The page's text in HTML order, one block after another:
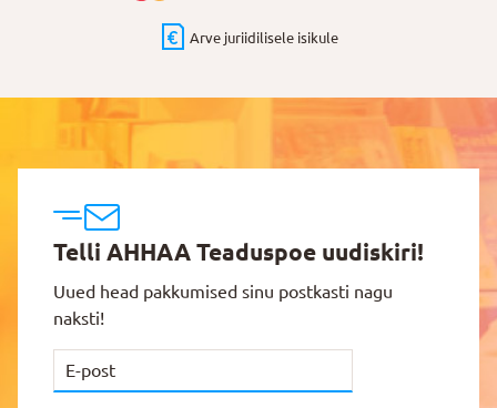
Arve juriidilisele isikule
Telli AHHAA Teaduspoe uudiskiri!
Uued head pakkumised sinu postkasti nagu
naksti!